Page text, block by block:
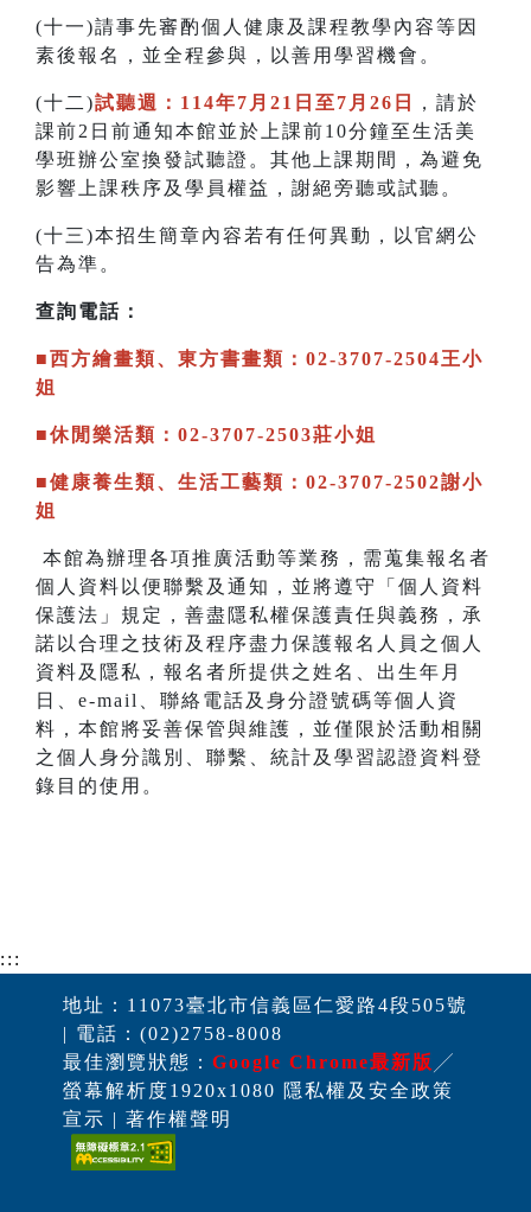
(十一)請事先審酌個人健康及課程教學內容等因
素後報名，並全程參與，以善用學習機會。
(十二)試聽週：114年7月21日至7月26日
，請於
課前2日前通知本館並於上課前10分鐘至生活美
學班辦公室換發試聽證。其他上課期間，為避免
影響上課秩序及學員權益，謝絕旁聽或試聽。
(十三)本招生簡章內容若有任何異動，以官網公
告為準。
查詢電話：
■西方繪畫類、東方書畫類：02-3707-2504王小
姐
■休閒樂活類：02-3707-2503莊小姐
■健康養生類、生活工藝類：02-3707-2502謝小
姐
本館為辦理各項推廣活動等業務，需蒐集報名者
個人資料以便聯繫及通知，並將遵守「個人資料
保護法」規定，善盡隱私權保護責任與義務，承
諾以合理之技術及程序盡力保護報名人員之個人
資料及隱私，報名者所提供之姓名、出生年月
日、e-mail、聯絡電話及身分證號碼等個人資
料，本館將妥善保管與維護，並僅限於活動相關
之個人身分識別、聯繫、統計及學習認證資料登
錄目的使用。
:::
地址：11073臺北市信義區仁愛路4段505號
| 電話：(02)2758-8008
最佳瀏覽狀態： Google Chrome最新版 ╱
螢幕解析度1920x1080 隱私權及安全政策
宣示 | 著作權聲明